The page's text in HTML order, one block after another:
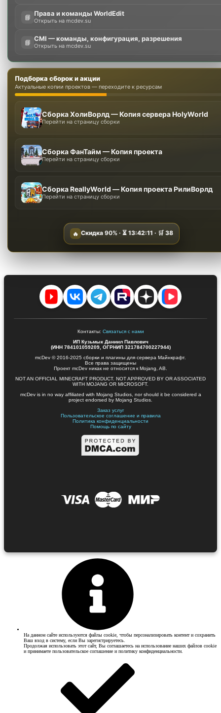
📘 Права и команды WorldEdit
Открыть на mcdev.su
📘 CMI — команды, конфигурация, разрешения
Открыть на mcdev.su
Подборка сборок и акции
Актуальные копии проектов — переходите к ресурсам
Сборка ХолиВорлд — Копия сервера HolyWorld
Перейти на страницу сборки
Сборка ФанТайм — Копия проекта
Перейти на страницу сборки
Сборка ReallyWorld — Копия проекта РилиВорлд
Перейти на страницу сборки
🔥 Скидка 90%· ⏳ 13:42:10 · 🛒38
Контакты: Связаться с нами
ИП Кузьмык Даниил Павлович
(ИНН 784101059209, ОГРНИП 321784700227944)
mcDev © 2016-2025 сборки и плагины для сервера Майнкрафт.
Все права защищены
Проект mcDev никак не относится к Mojang, AB.
NOT AN OFFICIAL MINECRAFT PRODUCT. NOT APPROVED BY OR ASSOCIATED
WITH MOJANG OR MICROSOFT.
mcDev is in no way affiliated with Mojang Studios, nor should it be considered a
project endorsed by Mojang Studios.
Заказ услуг
Пользовательское соглашение и правила
Политика конфиденциальности
Помощь по сайту
На данном сайте используются файлы cookie, чтобы персонализировать контент и сохранить
Ваш вход в систему, если Вы зарегистрируетесь.
Продолжая использовать этот сайт, Вы соглашаетесь на использование наших файлов cookie
и принимаете пользовательское соглашение и политику конфиденциальности.